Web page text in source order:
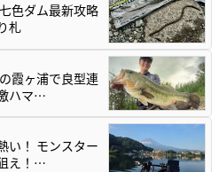
色ダム最新攻略
札
霞ヶ浦で良型連
ハマ…
い！ モンスター
え！…